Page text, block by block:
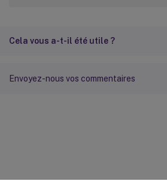
Cela vous a-t-il été utile ?
Envoyez-nous vos commentaires